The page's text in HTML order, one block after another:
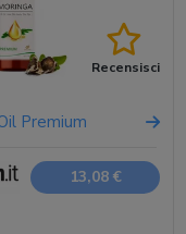
Recensisci
Premium
13,08 €